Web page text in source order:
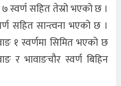
७ स्वर्ण सहित तेस्रो भएको छ ।
सहित सान्त्वना भएको छ ।
१ स्वर्णमा सिमित भएको छ
र भावाङचौर स्वर्ण बिहिन